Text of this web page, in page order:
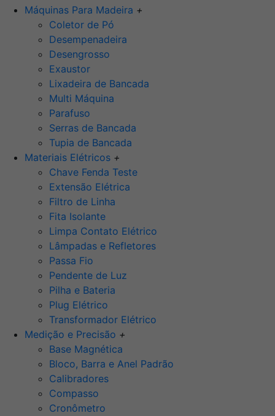
Máquinas Para Madeira +
Coletor de Pó
Desempenadeira
Desengrosso
Exaustor
Lixadeira de Bancada
Multi Máquina
Parafuso
Serras de Bancada
Tupia de Bancada
Materiais Elétricos +
Chave Fenda Teste
Extensão Elétrica
Filtro de Linha
Fita Isolante
Limpa Contato Elétrico
Lâmpadas e Refletores
Passa Fio
Pendente de Luz
Pilha e Bateria
Plug Elétrico
Transformador Elétrico
Medição e Precisão +
Base Magnética
Bloco, Barra e Anel Padrão
Calibradores
Compasso
Cronômetro